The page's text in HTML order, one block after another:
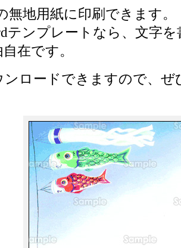
無地用紙に印刷できます。
テンプレートなら、文字
在です。
ンロードできますので、ぜ